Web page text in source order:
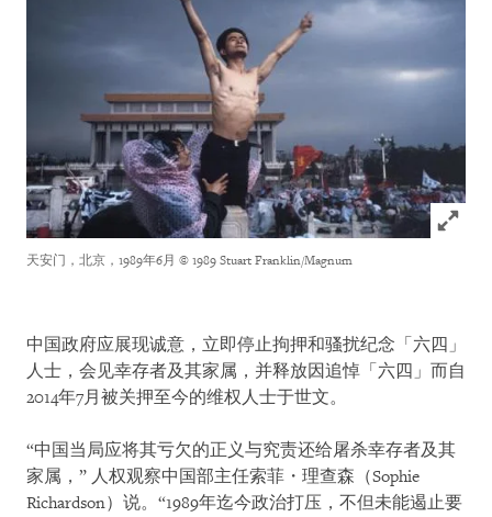
Click to
天安门，北京，1989年6月 © 1989 Stuart Franklin/Magnum
中国政府应展现诚意，立即停止拘押和骚扰纪念「六四」
人士，会见幸存者及其家属，并释放因追悼「六四」而自
2014年7月被关押至今的维权人士于世文。
“中国当局应将其亏欠的正义与究责还给屠杀幸存者及其
家属，” 人权观察中国部主任索菲・理查森（Sophie
Richardson）说。“1989年迄今政治打压，不但未能遏止要